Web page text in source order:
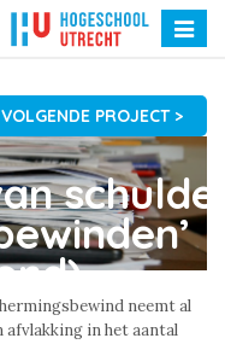
Toggle
VOLGENDE PROJECT >
neemt al
in het aantal